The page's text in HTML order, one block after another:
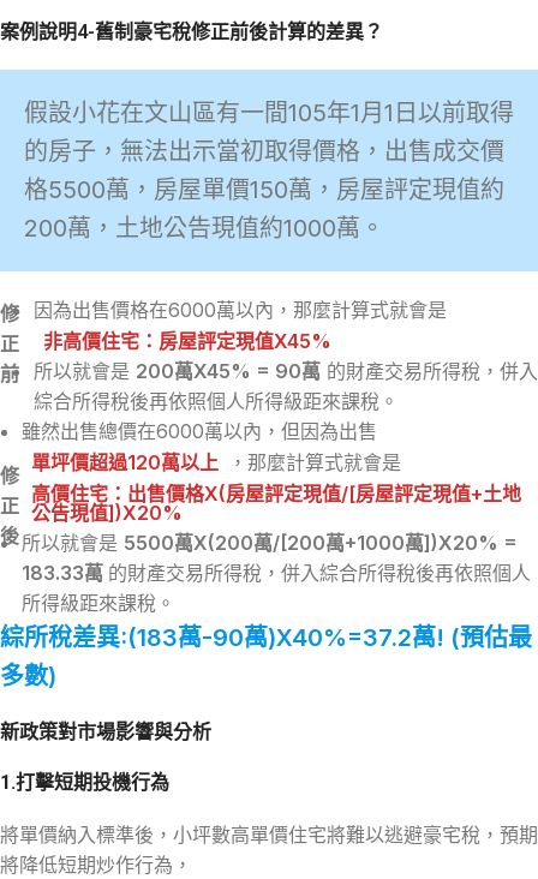
案例說明4-舊制豪宅稅修正前後計算的差異？
假設小花在文山區有一間105年1月1日以前取得
的房子，無法出示當初取得價格，出售成交價
格5500萬，房屋單價150萬，房屋評定現值約
200萬，土地公告現值約1000萬。
修
正
前
因為出售價格在6000萬以內，那麼計算式就會是
非高價住宅：房屋評定現值X45%
所以就會是 200萬X45% = 90萬的財產交易所得稅，併入
綜合所得稅後再依照個人所得級距來課稅。
修
正
後
雖然出售總價在6000萬以內，但因為出售
單坪價超過120萬以上
，那麼計算式就會是
高價住宅：出售價格X(房屋評定現值/[房屋評定現值+土地
公告現值])X20%
所以就會是 5500萬X(200萬/[200萬+1000萬])X20% =
183.33萬 的財產交易所得稅，併入綜合所得稅後再依照個人
所得級距來課稅。
綜所稅差異:(183萬-90萬)X40%=37.2萬! (預估最
多數)
新政策對市場影響與分析
1.打擊短期投機行為
將單價納入標準後，小坪數高單價住宅將難以逃避豪宅稅，預期
將降低短期炒作行為，